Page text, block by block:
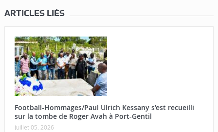
ARTICLES LIÉS
Football-Hommages/Paul Ulrich Kessany s’est recueilli
sur la tombe de Roger Avah à Port-Gentil
juillet 05, 2026